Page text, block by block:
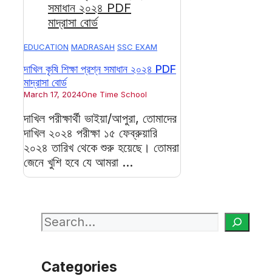
EDUCATION MADRASAH SSC EXAM
দাখিল কৃষি শিক্ষা প্রশ্ন সমাধান ২০২৪ PDF
মাদ্রাসা বোর্ড
March 17, 2024One Time School
দাখিল পরীক্ষার্থী ভাইয়া/আপুরা, তোমাদের
দাখিল ২০২৪ পরীক্ষা ১৫ ফেব্রুয়ারি
২০২৪ তারিখ থেকে শুরু হয়েছে। তোমরা
জেনে খুশি হবে যে আমরা ...
Search
Categories